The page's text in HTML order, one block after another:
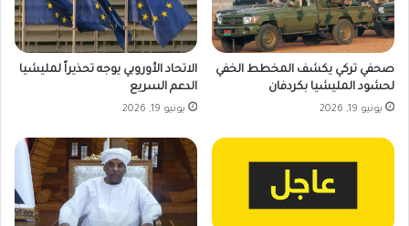
صحفي تركي يكشف المخطط الخفي
لحشود المليشيا بكردفان
يونيو 19, 2026
الاتحاد الأوروبي يوجه تحذيراً لمليشيا
الدعم السريع
يونيو 19, 2026